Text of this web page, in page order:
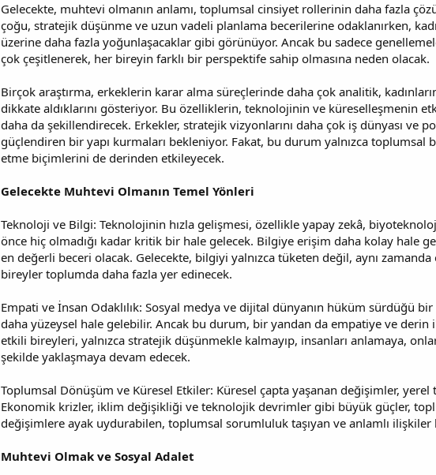
Gelecekte, muhtevi olmanın anlamı, toplumsal cinsiyet rollerinin daha fazla
çoğu, stratejik düşünme ve uzun vadeli planlama becerilerine odaklanırken,
üzerine daha fazla yoğunlaşacaklar gibi görünüyor. Ancak bu sadece
çok çeşitlenerek, her bireyin farklı bir perspektife sahip olmasına neden olacak.
Birçok araştırma, erkeklerin karar alma süreçlerinde daha çok analitik,
dikkate aldıklarını gösteriyor. Bu özelliklerin, teknolojinin ve küreselleşmenin
daha da şekillendirecek. Erkekler, stratejik vizyonlarını daha çok iş dünyası ve
güçlendiren bir yapı kurmaları bekleniyor. Fakat, bu durum yalnızca
etme biçimlerini de derinden etkileyecek.
Gelecekte Muhtevi Olmanın Temel Yönleri
Teknoloji ve Bilgi: Teknolojinin hızla gelişmesi, özellikle yapay zekâ,
önce hiç olmadığı kadar kritik bir hale gelecek. Bilgiye erişim daha kolay hale
en değerli beceri olacak. Gelecekte, bilgiyi yalnızca tüketen değil, aynı
bireyler toplumda daha fazla yer edinecek.
Empati ve İnsan Odaklılık: Sosyal medya ve dijital dünyanın hüküm sürdüğü
daha yüzeysel hale gelebilir. Ancak bu durum, bir yandan da empatiye ve derin
etkili bireyleri, yalnızca stratejik düşünmekle kalmayıp, insanları anlamaya,
şekilde yaklaşmaya devam edecek.
Toplumsal Dönüşüm ve Küresel Etkiler: Küresel çapta yaşanan değişimler,
Ekonomik krizler, iklim değişikliği ve teknolojik devrimler gibi büyük güçler,
değişimlere ayak uydurabilen, toplumsal sorumluluk taşıyan ve anlamlı
Muhtevi Olmak ve Sosyal Adalet